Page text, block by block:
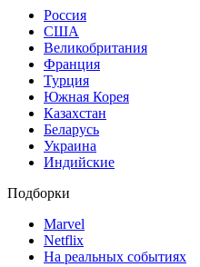
Россия
США
Великобритания
Франция
Турция
Южная Корея
Казахстан
Беларусь
Украина
Индийские
Подборки
Marvel
Netflix
На реальных событиях